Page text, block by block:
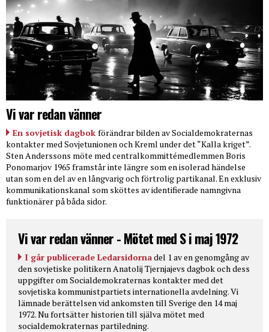
Vi var redan vänner
En sovjetisk dagbok förändrar bilden av Socialdemokraternas
kontakter med Sovjetunionen och Kreml under det “Kalla kriget”.
Sten Anderssons möte med centralkommittémedlemmen Boris
Ponomarjov 1965 framstår inte längre som en isolerad händelse
utan som en del av en långvarig och förtrolig partikanal. En exklusiv
kommunikationskanal som sköttes av identifierade namngivna
funktionärer på båda sidor.
Vi var redan vänner - Mötet med S i maj 1972
I går publicerade Ledarsidornadel 1 av en genomgång av
den sovjetiske politikern Anatolij Tjernjajevs dagbok och dess
uppgifter om Socialdemokraternas kontakter med det
sovjetiska kommunistpartiets internationella avdelning. Vi
lämnade berättelsen vid ankomsten till Sverige den 14 maj
1972. Nu fortsätter historien till själva mötet med
socialdemokraternas partiledning.